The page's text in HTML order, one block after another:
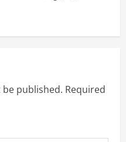
published. Required